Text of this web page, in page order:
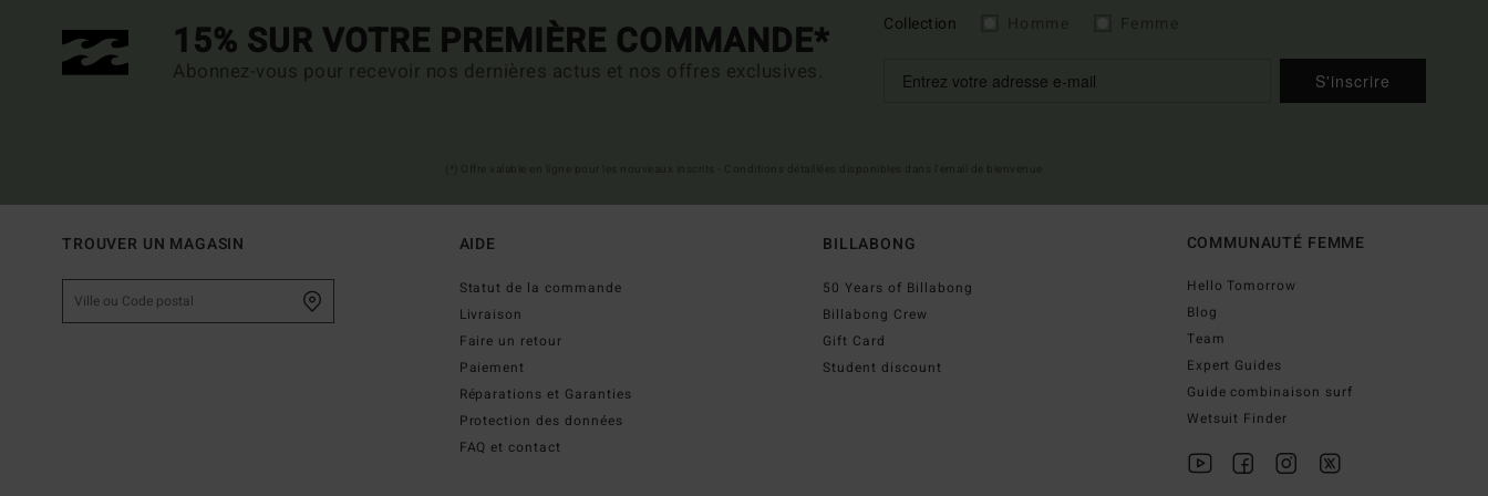
15% SUR VOTRE PREMIÈRE COMMANDE*
Abonnez-vous pour recevoir nos dernières actus et nos offres exclusives.
Collection
S'inscrire
TROUVER UN MAGASIN AIDE
Statut de la commande
Livraison
Faire un retour
Paiement
Réparations et Garanties
Protection des données
FAQ et contact
BILLABONG
50 Years of Billabong
Billabong Crew
Gift Card
Student discount
COMMUNAUTÉ FEMME
Hello Tomorrow
Blog
Team
Expert Guides
Guide combinaison surf
Wetsuit Finder